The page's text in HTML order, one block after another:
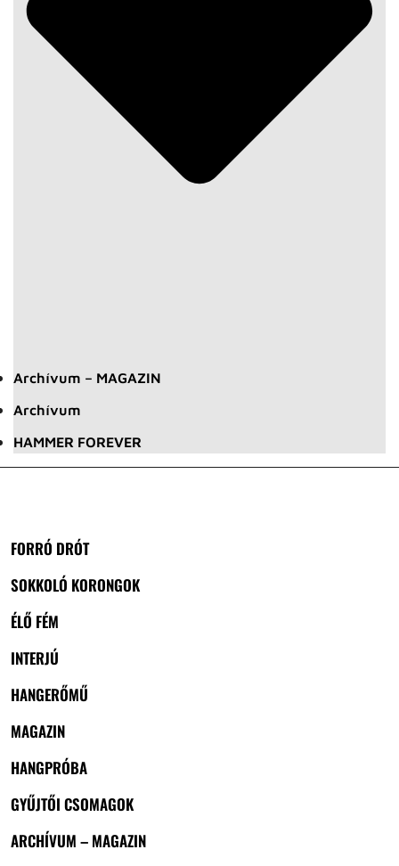
Archívum – MAGAZIN
Archívum
HAMMER FOREVER
FORRÓ DRÓT
SOKKOLÓ KORONGOK
ÉLŐ FÉM
INTERJÚ
HANGERŐMŰ
MAGAZIN
HANGPRÓBA
GYŰJTŐI CSOMAGOK
ARCHÍVUM – MAGAZIN